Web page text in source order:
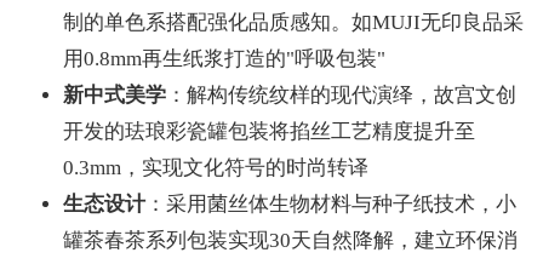
制的单色系搭配强化品质感知。如MUJI无印良品采
用0.8mm再生纸浆打造的"呼吸包装"
新中式美学 ：解构传统纹样的现代演绎，故宫文创
开发的珐琅彩瓷罐包装将掐丝工艺精度提升至
0.3mm，实现文化符号的时尚转译
生态设计：采用菌丝体生物材料与种子纸技术，小
罐茶春茶系列包装实现30天自然降解，建立环保消